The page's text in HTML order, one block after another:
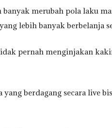
merubah pola laku
lebih banyak berbelanja
pernah menginjakan
berdagang secara live